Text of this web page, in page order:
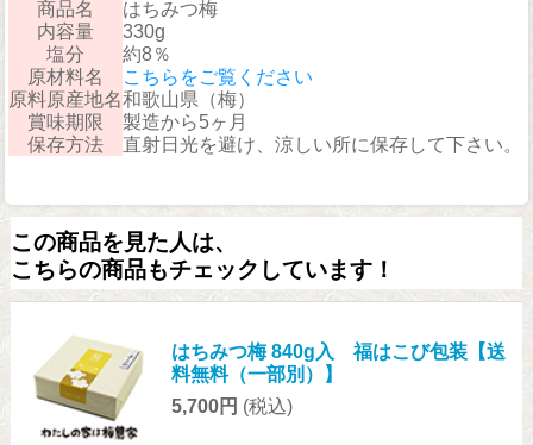
商品名
はちみつ梅
内容量
330g
塩分
約8％
原材料名
こちらをご覧ください
原料原産地名和歌山県（梅）
賞味期限
製造から5ヶ月
保存方法
直射日光を避け、涼しい所に保存して下さい。
この商品を見た人は、
こちらの商品もチェックしています！
はちみつ梅 840g入 福はこび包装【送
料無料（一部別）】
5,700円 (税込)